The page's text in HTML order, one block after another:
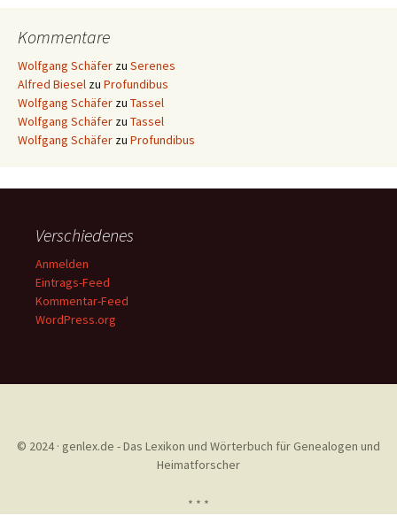
Kommentare
Wolfgang Schäfer zu Serenes
Alfred Biesel zu Profundibus
Wolfgang Schäfer zu Tassel
Wolfgang Schäfer zu Tassel
Wolfgang Schäfer zu Profundibus
Verschiedenes
Anmelden
Eintrags-Feed
Kommentar-Feed
WordPress.org
© 2024 · genlex.de - Das Lexikon und Wörterbuch für Genealogen und
Heimatforscher
* * *